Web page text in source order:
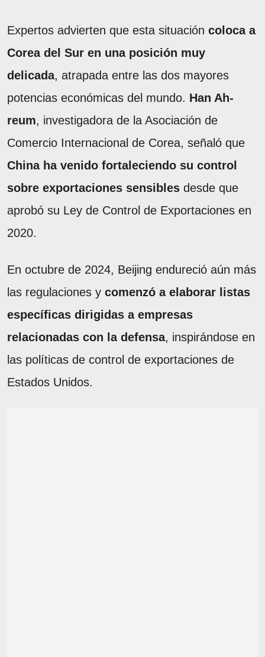
Expertos advierten que esta situación coloca a
Corea del Sur en una posición muy
delicada, atrapada entre las dos mayores
potencias económicas del mundo. Han Ah-
reum, investigadora de la Asociación de
Comercio Internacional de Corea, señaló que
China ha venido fortaleciendo su control
sobre exportaciones sensibles desde que
aprobó su Ley de Control de Exportaciones en
2020.
En octubre de 2024, Beijing endureció aún más
las regulaciones y comenzó a elaborar listas
específicas dirigidas a empresas
relacionadas con la defensa, inspirándose en
las políticas de control de exportaciones de
Estados Unidos.